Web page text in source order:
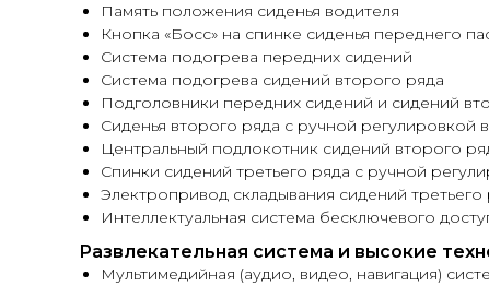
Память положения сиденья водителя
Кнопка «Босс» на спинке сиденья переднего
Система подогрева передних сидений
Система подогрева сидений второго ряда
Подголовники передних сидений и сидений
Сиденья второго ряда с ручной регулировкой
Центральный подлокотник сидений второго
Спинки сидений третьего ряда с ручной
Электропривод складывания сидений третьего
Интеллектуальная система бесключевого
Развлекательная система и высокие
Мультимедийная (аудио, видео, навигация)